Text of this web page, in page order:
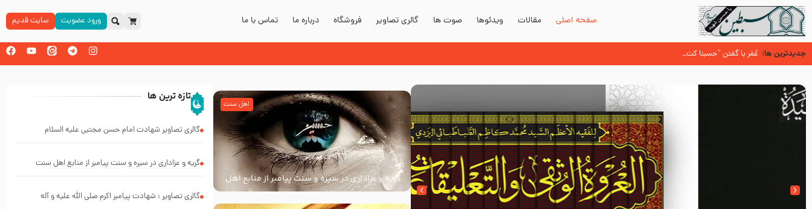
صفحه اصلی مقالات ویدئوها صوت ها گالری تصاویر فروشگاه درباره ما تماس با ما ورود عضویت سایت قدیم
جدیدترین ها: عُمَر با گفتن “حسبنا كتاب اللّه ” به مخالفت با رسول اللّه برخاست
سوزدل جا مانده‌ای از زیارت اربعین
آیا میدانید اولین زائران مزار مطهر امام حسین (علیه السلام) چه کسانی بودند؟
گریه و عزاداری در سیره و سنت پیامبر از منابع اهل
سنت
اهل سنت
تازه ترین ها
گالری تصاویر شهادت امام حسن مجتبی علیه السلام
گریه و عزاداری در سیره و سنت پیامبر از منابع اهل سنت
گالری تصاویر : شهادت پیامبر اکرم صلی الله علیه و آله